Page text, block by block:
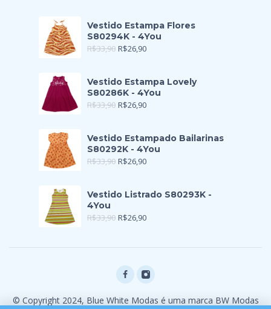
Vestido Estampa Flores
S80294K - 4You
R$33,90 R$26,90
Vestido Estampa Lovely
S80286K - 4You
R$33,90 R$26,90
Vestido Estampado Bailarinas
S80292K - 4You
R$33,90 R$26,90
Vestido Listrado S80293K -
4You
R$33,90 R$26,90
© Copyright 2024, Blue White Modas é uma marca BW Modas